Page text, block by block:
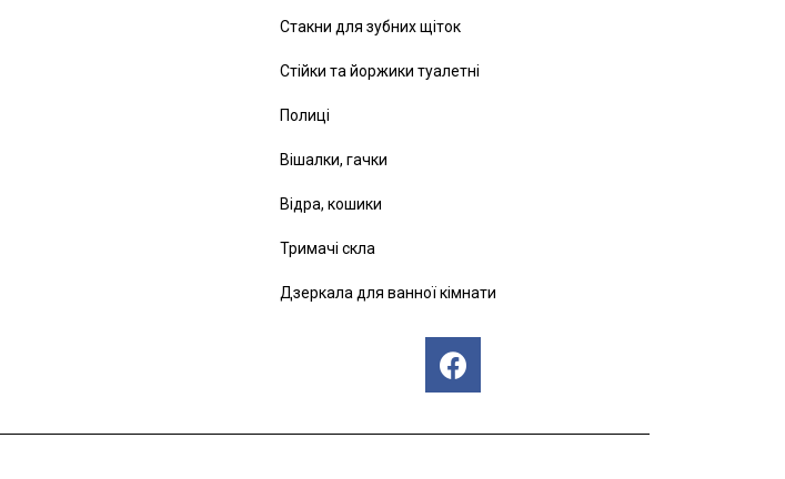
Стакни для зубних щіток
Стійки та йоржики туалетні
Полиці
Вішалки, гачки
Відра, кошики
Тримачі скла
Дзеркала для ванної кімнати